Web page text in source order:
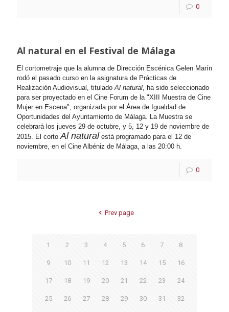
0
Al natural en el Festival de Málaga
El cortometraje que la alumna de Dirección Escénica Gelen Marín
rodó el pasado curso en la asignatura de Prácticas de
Realización Audiovisual, tituladoAl natural, ha sido seleccionado
para ser proyectado en el Cine Forum de la "XIII Muestra de Cine
Mujer en Escena", organizada por el Área de Igualdad de
Oportunidades del Ayuntamiento de Málaga. La Muestra se
celebrará los jueves 29 de octubre, y 5, 12 y 19 de noviembre de
2015. El cortoAl natural está programado para el 12 de
noviembre, en el Cine Albéniz de Málaga, a las 20:00 h.
0
Prev page
1 2 3 4 5 6 7 8
9 10 11 12 13 14 15 16
17 18 19 20 21 22 23 24
25 26 27 28 29 30 31 32